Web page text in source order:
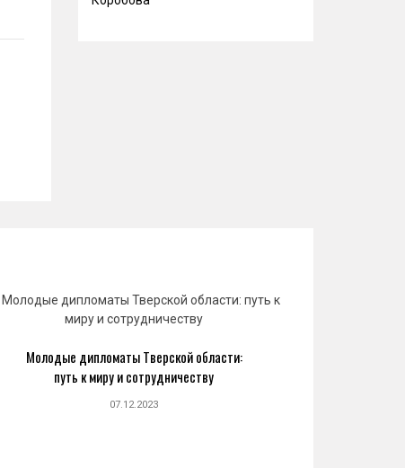
Молодые дипломаты Тверской области:
путь к миру и сотрудничеству
07.12.2023